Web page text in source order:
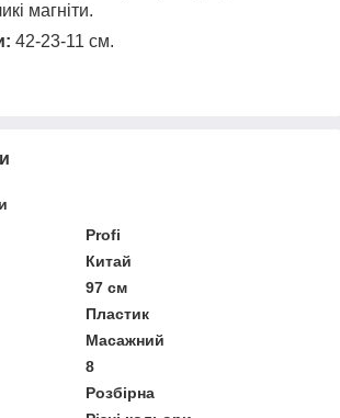
магніти.
42-23-11 см.
Profi
Китай
97 см
Пластик
Масажний
8
Розбірна